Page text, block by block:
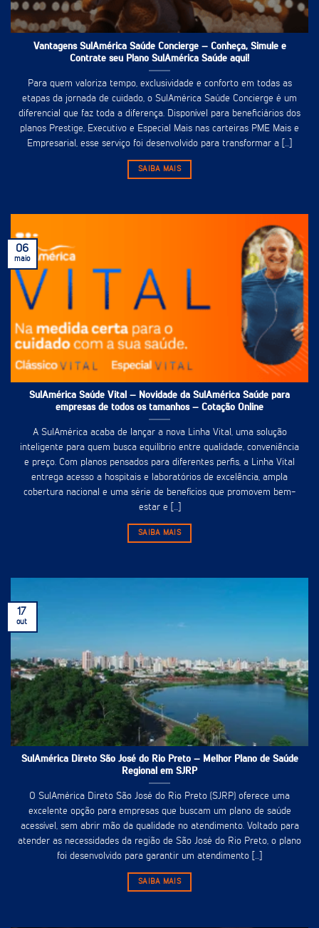
Vantagens SulAmérica Saúde Concierge – Conheça, Simule e
Contrate seu Plano SulAmérica Saúde aqui!
Para quem valoriza tempo, exclusividade e conforto em todas as
etapas da jornada de cuidado, o SulAmérica Saúde Concierge é um
diferencial que faz toda a diferença. Disponível para beneficiários dos
planos Prestige, Executivo e Especial Mais nas carteiras PME Mais e
Empresarial, esse serviço foi desenvolvido para transformar a [...]
SAIBA MAIS
SulAmérica Saúde Vital – Novidade da SulAmérica Saúde para
empresas de todos os tamanhos – Cotação Online
A SulAmérica acaba de lançar a nova Linha Vital, uma solução
inteligente para quem busca equilíbrio entre qualidade, conveniência
e preço. Com planos pensados para diferentes perfis, a Linha Vital
entrega acesso a hospitais e laboratórios de excelência, ampla
cobertura nacional e uma série de benefícios que promovem bem-
estar e [...]
SAIBA MAIS
06
maio
SulAmérica Direto São José do Rio Preto – Melhor Plano de Saúde
Regional em SJRP
O SulAmérica Direto São José do Rio Preto (SJRP) oferece uma
excelente opção para empresas que buscam um plano de saúde
acessível, sem abrir mão da qualidade no atendimento. Voltado para
atender as necessidades da região de São José do Rio Preto, o plano
foi desenvolvido para garantir um atendimento [...]
SAIBA MAIS
17
out